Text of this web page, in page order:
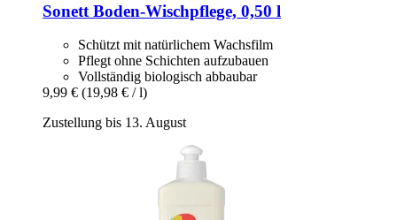
Sonett Boden-​Wischpflege, 0,50 l
Schützt mit natürlichem Wachsfilm
Pflegt ohne Schichten aufzubauen
Vollständig biologisch abbaubar
9,99 € (19,98 € / l)
Zustellung bis 13. August